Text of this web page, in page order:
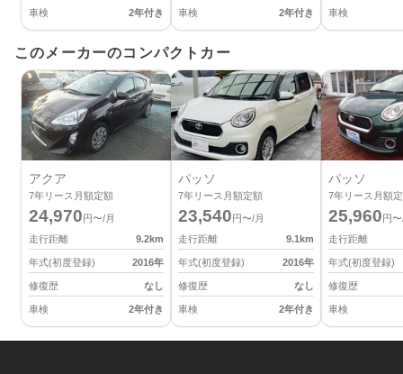
車検 2年付き 車検 2年付き 車検
このメーカーのコンパクトカー
アクア
7年リース月額定額
24,970円〜/月
走行距離
9.2km
年式(初度登録) 2016年
修復歴 なし
車検 2年付き
パッソ
7年リース月額定額
23,540円〜/月
走行距離
9.1km
年式(初度登録) 2016年
修復歴 なし
車検 2年付き
パッソ
7年リース月額
25,960円
走行距離
年式(初度登録)
修復歴
車検